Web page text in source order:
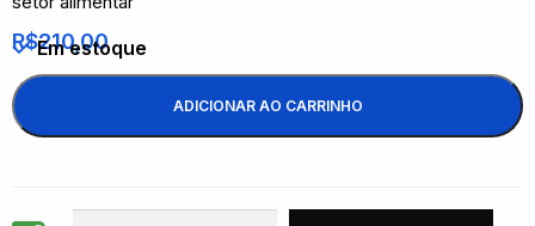
R$210,00
Em estoque
ADICIONAR AO CARRINHO